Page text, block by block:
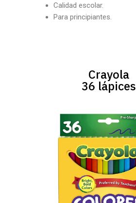
Calidad escolar.
Para principiantes.
Crayola
36 lápices